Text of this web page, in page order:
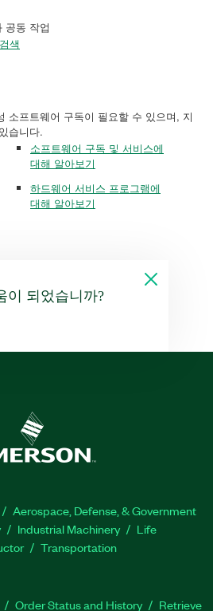
공동 작업
색
소프트웨어 구독이 필요할 수 있으며, 지
습니다.
소프트웨어 구독 및 서비스에
대해 알아보기
하드웨어 서비스 프로그램에
대해 알아보기
이 되었습니까?
Aerospace, Defense, & Government
Industrial Machinery
Life
Transportation
Order Status and History
Retrieve